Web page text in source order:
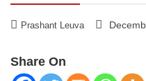
Prashant Leuva
Share On